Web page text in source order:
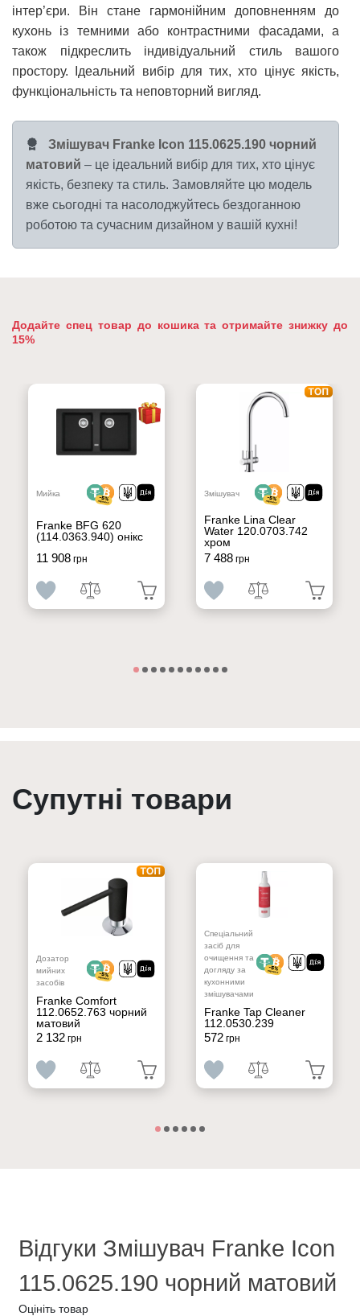
інтер’єри. Він стане гармонійним доповненням до
кухонь із темними або контрастними фасадами, а
також підкреслить індивідуальний стиль вашого
простору. Ідеальний вибір для тих, хто цінує якість,
функціональність та неповторний вигляд.
Змішувач Franke Icon 115.0625.190 чорний
матовий – це ідеальний вибір для тих, хто цінує
якість, безпеку та стиль. Замовляйте цю модель
вже сьогодні та насолоджуйтесь бездоганною
роботою та сучасним дизайном у вашій кухні!
Додайте спец товар до кошика та отримайте знижку до
15%
Мийка
Franke BFG 620
(114.0363.940) онікс
11 908грн
Змішувач
Franke Lina Clear
Water 120.0703.742
хром
7 488грн
Супутні товари
Дозатор
мийних
засобів
Franke Comfort
112.0652.763 чорний
матовий
2 132грн
Спеціальний
засіб для
очищення та
догляду за
кухонними
змішувачами
Franke Tap Cleaner
112.0530.239
572грн
Відгуки Змішувач Franke Icon
115.0625.190 чорний матовий
Оцініть товар